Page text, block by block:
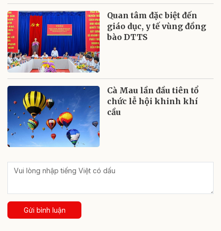
Quan tâm đặc biệt đến
giáo dục, y tế vùng đồng
bào DTTS
Cà Mau lần đầu tiên tổ
chức lễ hội khinh khí
cầu
Gửi bình luận